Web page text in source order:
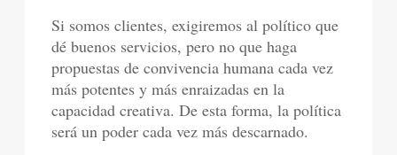
Si somos clientes, exigiremos al político que
dé buenos servicios, pero no que haga
propuestas de convivencia humana cada vez
más potentes y más enraizadas en la
capacidad creativa. De esta forma, la política
será un poder cada vez más descarnado.